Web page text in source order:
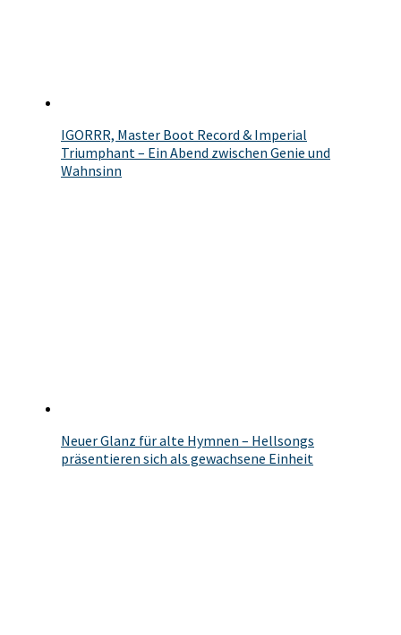
IGORRR, Master Boot Record & Imperial
Triumphant – Ein Abend zwischen Genie und
Wahnsinn
Neuer Glanz für alte Hymnen – Hellsongs
präsentieren sich als gewachsene Einheit